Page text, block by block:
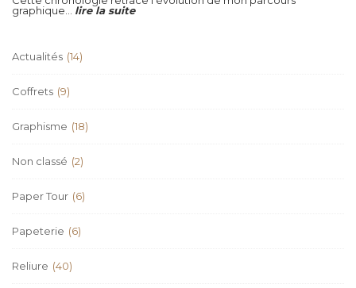
graphique... lire la suite
Actualités (14)
Coffrets (9)
Graphisme (18)
Non classé (2)
Paper Tour (6)
Papeterie (6)
Reliure (40)